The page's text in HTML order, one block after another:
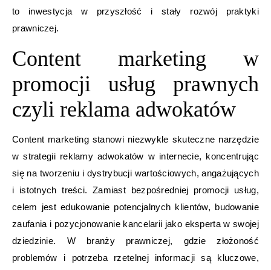
to inwestycja w przyszłość i stały rozwój praktyki
prawniczej.
Content marketing w
promocji usług prawnych
czyli reklama adwokatów
Content marketing stanowi niezwykle skuteczne narzędzie
w strategii reklamy adwokatów w internecie, koncentrując
się na tworzeniu i dystrybucji wartościowych, angażujących
i istotnych treści. Zamiast bezpośredniej promocji usług,
celem jest edukowanie potencjalnych klientów, budowanie
zaufania i pozycjonowanie kancelarii jako eksperta w swojej
dziedzinie. W branży prawniczej, gdzie złożoność
problemów i potrzeba rzetelnej informacji są kluczowe,